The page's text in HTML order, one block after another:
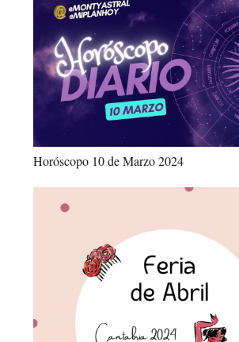
Horóscopo 10 de Marzo 2024